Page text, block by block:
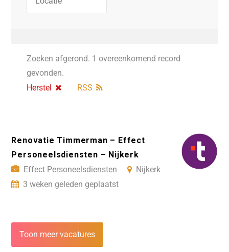
Zoeken afgerond. 1 overeenkomend record
gevonden.
Herstel
RSS
Renovatie Timmerman – Effect
Personeelsdiensten – Nijkerk
Effect Personeelsdiensten
Nijkerk
3 weken geleden geplaatst
Toon meer vacatures